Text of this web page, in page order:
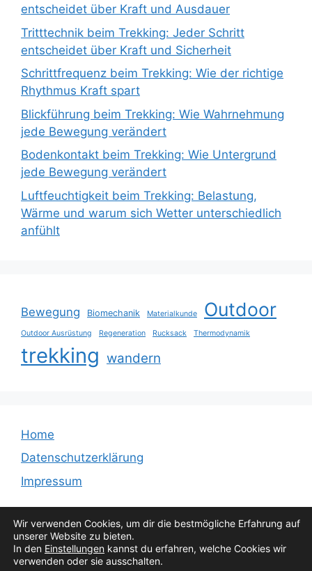
entscheidet über Kraft und Ausdauer
Tritttechnik beim Trekking: Jeder Schritt
entscheidet über Kraft und Sicherheit
Schrittfrequenz beim Trekking: Wie der richtige
Rhythmus Kraft spart
Blickführung beim Trekking: Wie Wahrnehmung
jede Bewegung verändert
Bodenkontakt beim Trekking: Wie Untergrund
jede Bewegung verändert
Luftfeuchtigkeit beim Trekking: Belastung,
Wärme und warum sich Wetter unterschiedlich
anfühlt
Bewegung Biomechanik Materialkunde Outdoor
Outdoor Ausrüstung Regeneration Rucksack Thermodynamik
trekking wandern
Home
Datenschutzerklärung
Impressum
Wir verwenden Cookies, um dir die bestmögliche Erfahrung auf
unserer Website zu bieten.
In den Einstellungen kannst du erfahren, welche Cookies wir
verwenden oder sie ausschalten.